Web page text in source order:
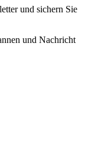
und sichern Sie
und Nachricht